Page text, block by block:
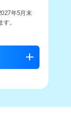
年5月末
。